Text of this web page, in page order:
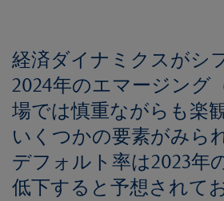
経済ダイナミクスがシ
2024年のエマージング
場では慎重ながらも楽
いくつかの要素がみら
デフォルト率は2023年
低下すると予想されて